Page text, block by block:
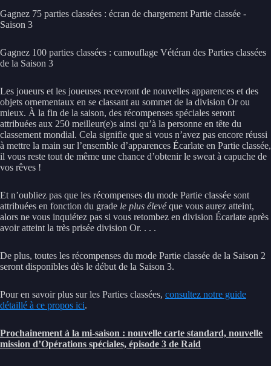
Gagnez 75 parties classées : écran de chargement Partie classée -
Saison 3
Gagnez 100 parties classées : camouflage Vétéran des Parties classées
de la Saison 3
Les joueurs et les joueuses recevront de nouvelles apparences et des
objets ornementaux en se classant au sommet de la division Or ou
mieux. À la fin de la saison, des récompenses spéciales seront
attribuées aux 250 meilleur(e)s ainsi qu’à la personne en tête du
classement mondial. Cela signifie que si vous n’avez pas encore réussi
à mettre la main sur l’ensemble d’apparences Écarlate en Partie classée,
il vous reste tout de même une chance d’obtenir le sweat à capuche de
vos rêves !
Et n’oubliez pas que les récompenses du mode Partie classée sont
attribuées en fonction du grade le plus élevéque vous aurez atteint,
alors ne vous inquiétez pas si vous retombez en division Écarlate après
avoir atteint la très prisée division Or. . . .
De plus, toutes les récompenses du mode Partie classée de la Saison 2
seront disponibles dès le début de la Saison 3.
Pour en savoir plus sur les Parties classées, consultez notre guide
détaillé à ce propos ici.
Prochainement à la mi-saison : nouvelle carte standard, nouvelle
mission d’Opérations spéciales, épisode 3 de Raid